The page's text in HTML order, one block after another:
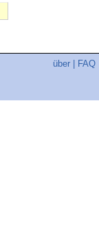
über FAQ